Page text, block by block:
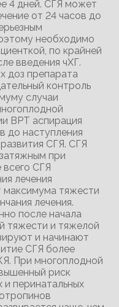
4 дней. СГЯ может
от 24 часов до
необходимо
по крайней
введения чХГ.
доз препарата
контроль
случаи
ВРТ аспирация
до наступления
СГЯ. СГЯ
при
СГЯ
лечения
максимума тяжести
лечения.
после начала
тяжести и тяжелой
и начинают
СГЯ более
При многоплодной
риск
и перинатальных